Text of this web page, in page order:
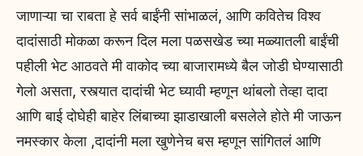
जाणाऱ्या चा राबता हे सर्व बाईंनी सांभाळलं, आणि कवितेच विश्व
दादांसाठी मोकळा करून दिल मला पळसखेड च्या मळ्यातली बाईंची
पहीली भेट आठवते मी वाकोद च्या बाजारामध्ये बैल जोडी घेण्यासाठी
गेलो असता, रस्त्यात दादांची भेट घ्यावी म्हणून थांबलो तेव्हा दादा
आणि बाई दोघेही बाहेर लिंबाच्या झाडाखाली बसलेले होते मी जाऊन
नमस्कार केला ,दादांनी मला खुणेनेच बस म्हणून सांगितलं आणि